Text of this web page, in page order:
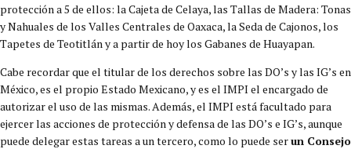
protección a 5 de ellos: la Cajeta de Celaya, las Tallas de Madera: Tonas
y Nahuales de los Valles Centrales de Oaxaca, la Seda de Cajonos, los
Tapetes de Teotitlán y a partir de hoy los Gabanes de Huayapan.
Cabe recordar que el titular de los derechos sobre las DO’s y las IG’s en
México, es el propio Estado Mexicano, y es el IMPI el encargado de
autorizar el uso de las mismas. Además, el IMPI está facultado para
ejercer las acciones de protección y defensa de las DO’s e IG’s, aunque
puede delegar estas tareas a un tercero, como lo puede serun Consejo